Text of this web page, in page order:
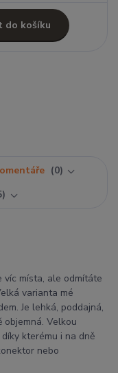
do košíku
0
víc místa, ale odmítáte
varianta mé
Je lehká, poddajná,
objemná. Velkou
díky kterému i na dně
nebo